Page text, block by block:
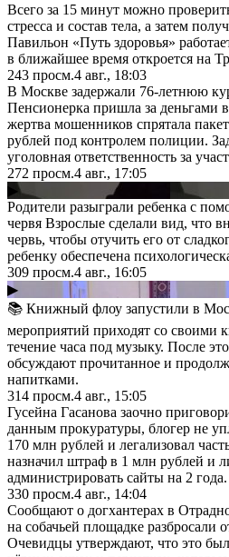
Всего за 15 минут можно
стресса и состав тела, а затем
Павильон «Путь здоровья»
в ближайшее время откроется на
243 просм.4 авг., 18:03
В Москве задержали 76-летнюю
Пенсионерка пришла за деньгами
жертва мошенников спрятала
рублей под контролем полиции.
уголовная ответственность за
272 просм.4 авг., 17:05
▶
Родители разыграли ребенка с
червя Взрослые сделали вид, что
червь, чтобы отучить его от
ребенку обеспечена
309 просм.4 авг., 16:05
▶
📚 Книжный флоу запустили в
мероприятий приходят со своими
течение часа под музыку. После
обсуждают прочитанное и
напитками.
314 просм.4 авг., 15:05
Гусейна Гасанова заочно
данным прокуратуры, блогер не
170 млн рублей и легализовал
назначил штраф в 1 млн рублей и
администрировать сайты на 2 года.
330 просм.4 авг., 14:04
Сообщают о догхантерах в
на собачьей площадке разбросали
Очевидцы утверждают, что это